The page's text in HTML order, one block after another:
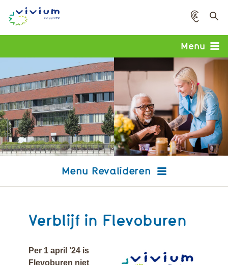
Menu
Revalideren
Crisisopname
Restaurant
Verblijf in Flevoburen
Per 1 april ’24 is
Flevoburen niet